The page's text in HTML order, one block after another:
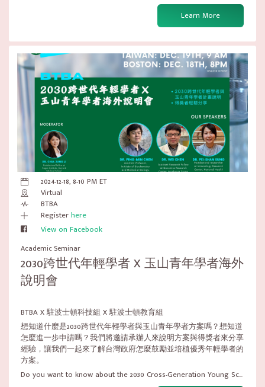
Learn More
2024-12-18, 8-10 PM ET
Virtual
BTBA
Registerhere
View on Facebook
Academic Seminar
2030跨世代年輕學者 X 玉山青年學者海外
說明會
BTBA X 駐波士頓科技組 X 駐波士頓教育組
想知道什麼是2030跨世代年輕學者與玉山青年學者方案嗎？想知道
怎麼進一步申請嗎？我們將邀請承辦人來說明方案與得獎者來分享
經驗，讓我們一起來了解台灣政府怎麼鼓勵並培植優秀年輕學者的
方案。
Do you want to know about the 2030 Cross-Generation Young Sc...